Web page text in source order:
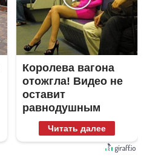
Королева вагона
отожгла! Видео не
оставит
равнодушным
Читать далее